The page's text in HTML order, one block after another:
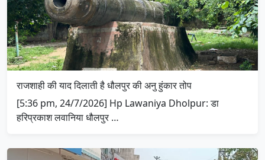
राजशाही की याद दिलाती है धौलपुर की अनु हुंकार तोप
[5:36 pm, 24/7/2026] Hp Lawaniya Dholpur: डा
हरिप्रकाश लवानिया धौलपुर …